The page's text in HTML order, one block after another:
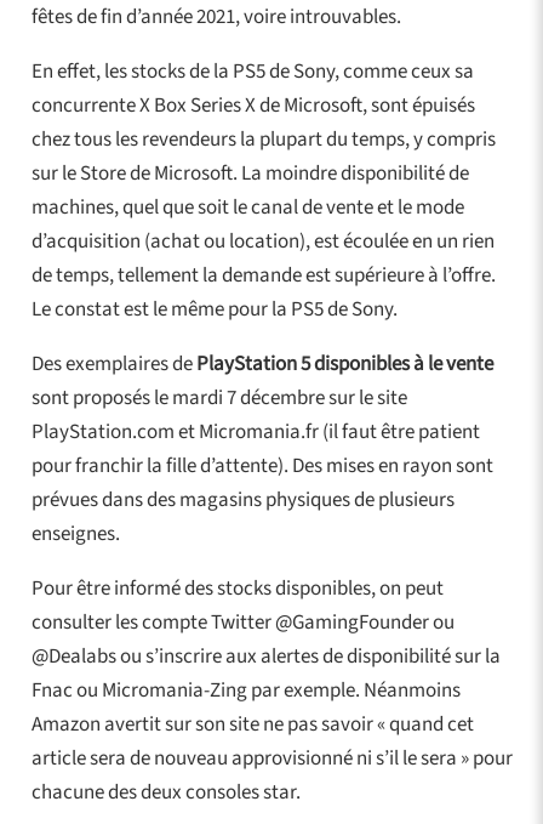
fêtes de fin d’année 2021, voire introuvables.
En effet, les stocks de la PS5 de Sony, comme ceux sa
concurrente X Box Series X de Microsoft, sont épuisés
chez tous les revendeurs la plupart du temps, y compris
sur le Store de Microsoft. La moindre disponibilité de
machines, quel que soit le canal de vente et le mode
d’acquisition (achat ou location), est écoulée en un rien
de temps, tellement la demande est supérieure à l’offre.
Le constat est le même pour la PS5 de Sony.
Des exemplaires dePlayStation 5 disponibles à le vente
sont proposés le mardi 7 décembre sur le site
PlayStation.com et Micromania.fr (il faut être patient
pour franchir la fille d’attente). Des mises en rayon sont
prévues dans des magasins physiques de plusieurs
enseignes.
Pour être informé des stocks disponibles, on peut
consulter les compte Twitter @GamingFounder ou
@Dealabs ou s’inscrire aux alertes de disponibilité sur la
Fnac ou Micromania-Zing par exemple. Néanmoins
Amazon avertit sur son site ne pas savoir « quand cet
article sera de nouveau approvisionné ni s’il le sera » pour
chacune des deux consoles star.